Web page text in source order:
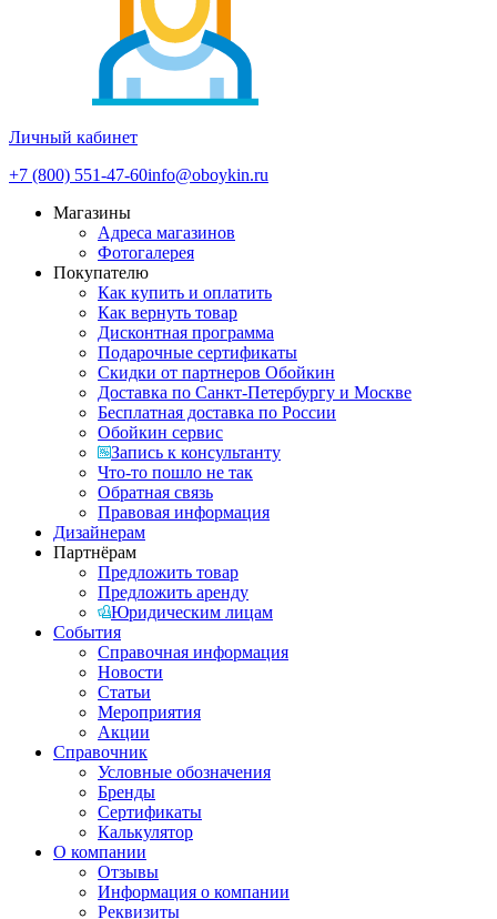
Личный кабинет
+7 (800) 551-47-60info@oboykin.ru
Магазины
Адреса магазинов
Фотогалерея
Покупателю
Как купить и оплатить
Как вернуть товар
Дисконтная программа
Подарочные сертификаты
Скидки от партнеров Обойкин
Доставка по Санкт-Петербургу и Москве
Бесплатная доставка по России
Обойкин сервис
Запись к консультанту
Что-то пошло не так
Обратная связь
Правовая информация
Дизайнерам
Партнёрам
Предложить товар
Предложить аренду
Юридическим лицам
События
Справочная информация
Новости
Статьи
Мероприятия
Акции
Справочник
Условные обозначения
Бренды
Сертификаты
Калькулятор
О компании
Отзывы
Информация о компании
Реквизиты